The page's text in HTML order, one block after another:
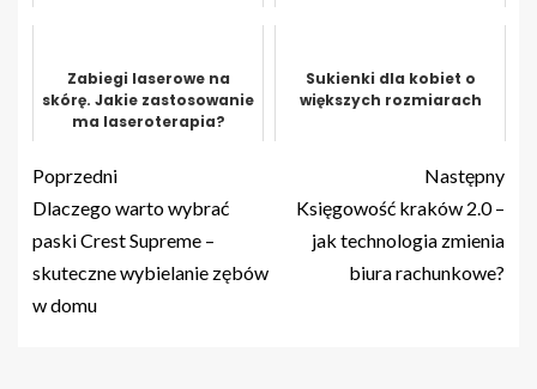
Zabiegi laserowe na
skórę. Jakie zastosowanie
ma laseroterapia?
Sukienki dla kobiet o
większych rozmiarach
Poprzedni
Dlaczego warto wybrać
paski Crest Supreme –
skuteczne wybielanie zębów
w domu
Następny
Księgowość kraków 2.0 –
jak technologia zmienia
biura rachunkowe?